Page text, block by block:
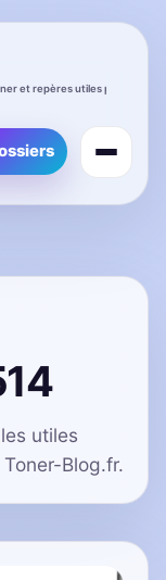
utiles
Blog.fr.